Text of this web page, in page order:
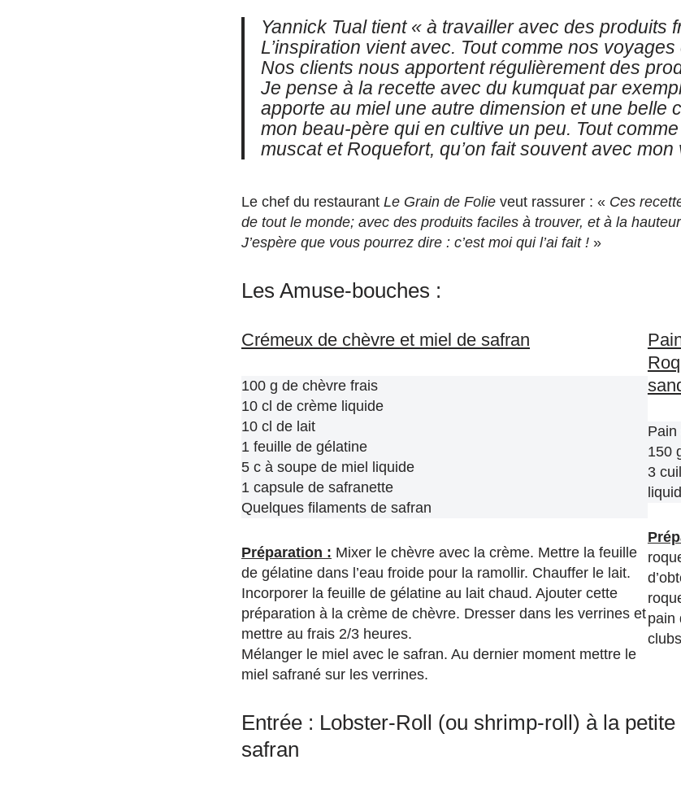
Yannick Tual tient « à travailler avec des produits
L’inspiration vient avec. Tout comme nos
Nos clients nous apportent régulièrement des
Je pense à la recette avec du kumquat par
apporte au miel une autre dimension et une belle
mon beau-père qui en cultive un peu. Tout comme
muscat et Roquefort, qu’on fait souvent avec
Le chef du restaurant Le Grain de Folie veut rassurer : « Ces
de tout le monde; avec des produits faciles à trouver, et à la
J’espère que vous pourrez dire : c’est moi qui l’ai fait ! »
Les Amuse-bouches :
Crémeux de chèvre et miel de safran
100 g de chèvre frais
10 cl de crème liquide
10 cl de lait
1 feuille de gélatine
5 c à soupe de miel liquide
1 capsule de safranette
Quelques filaments de safran
Préparation : Mixer le chèvre avec la crème. Mettre la feuille
de gélatine dans l’eau froide pour la ramollir. Chauffer le lait.
Incorporer la feuille de gélatine au lait chaud. Ajouter cette
préparation à la crème de chèvre. Dresser dans les verrines et
mettre au frais 2/3 heures.
Mélanger le miel avec le safran. Au dernier moment mettre le
miel safrané sur les verrines.
Pain
150
3
pain
Entrée : Lobster-Roll (ou shrimp-roll) à la
safran